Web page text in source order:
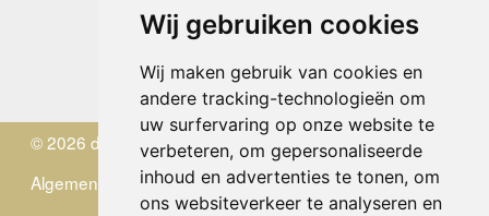
Wij gebruiken cookies
Wij maken gebruik van cookies en
andere tracking-technologieën om
uw surfervaring op onze website te
verbeteren, om gepersonaliseerde
inhoud en advertenties te tonen, om
ons websiteverkeer te analyseren en
Donderdag
10.00 - 12.30 en 13.30 - 17.00
Vrijdag 10.00 - 12.30 en 13.30 - 17.00
Zaterdag
gesloten
Zondag gesloten
© 2026 de Zwerver
Algemene Voorwaarden